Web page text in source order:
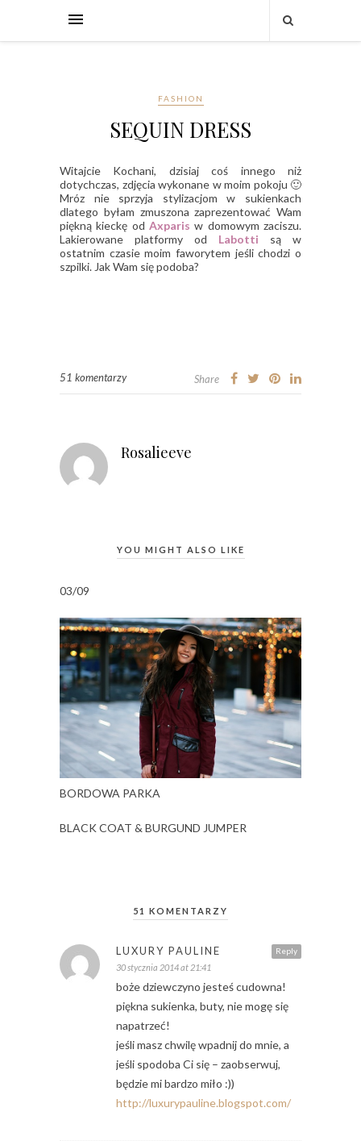
FASHION
SEQUIN DRESS
Witajcie Kochani, dzisiaj coś innego niż
dotychczas, zdjęcia wykonane w moim pokoju 🙂
Mróz nie sprzyja stylizacjom w sukienkach
dlatego byłam zmuszona zaprezentować Wam
piękną kieckę od Axparis w domowym zaciszu.
Lakierowane platformy od Labotti są w
ostatnim czasie moim faworytem jeśli chodzi o
szpilki. Jak Wam się podoba?
51 komentarzy Share
Rosalieeve
YOU MIGHT ALSO LIKE
03/09
BORDOWA PARKA
BLACK COAT & BURGUND JUMPER
51 KOMENTARZY
Reply
LUXURY PAULINE
30 stycznia 2014 at 21:41
boże dziewczyno jesteś cudowna!
piękna sukienka, buty, nie mogę się
napatrzeć!
jeśli masz chwilę wpadnij do mnie, a
jeśli spodoba Ci się – zaobserwuj,
będzie mi bardzo miło :))
http://luxurypauline.blogspot.com/